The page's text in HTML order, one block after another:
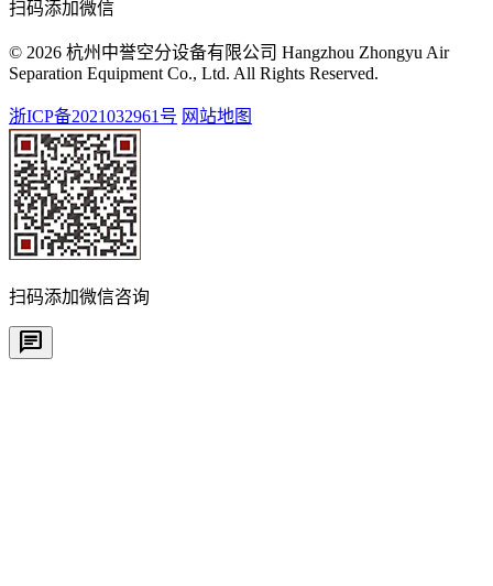
扫码添加微信
© 2026 杭州中誉空分设备有限公司 Hangzhou Zhongyu Air
Separation Equipment Co., Ltd. All Rights Reserved.
浙ICP备2021032961号 网站地图
扫码添加微信咨询
chat